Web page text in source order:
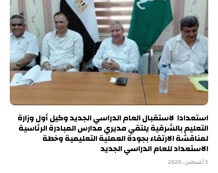
استعدادا لاستقبال العام الدراسي الجديد وكيل أول وزارة
التعليم بالشرقية يلتقي مديري مدارس المبادرة الرئاسية
لمناقشة الارتقاء بجودة العملية التعليمية وخطة
الاستعداد للعام الدراسي الجديد
5 أغسطس، 2026